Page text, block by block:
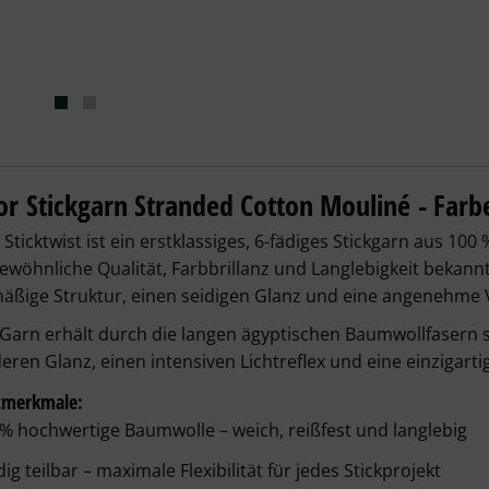
Sticktwist - 2 weiß – Details
Stickgarn Stranded Cotton Mouliné -
ist ein erstklassiges, 6-fädiges Stickgarn aus
Qualität, Farbbrillanz und Langlebigkeit
Struktur, einen seidigen Glanz und eine angenehme
erhält durch die langen ägyptischen
Glanz, einen intensiven Lichtreflex und eine
hochwertige Baumwolle – weich, reißfest und langlebig
teilbar – maximale Flexibilität für jedes Stickprojekt